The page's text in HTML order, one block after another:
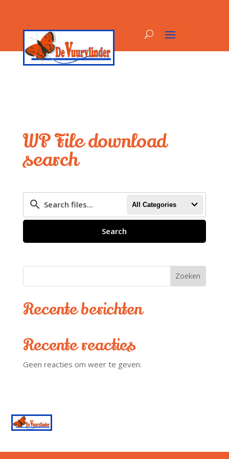
WP File download
search
All Categories
Search
Zoeken
Recente berichten
Recente reacties
Geen reacties om weer te geven.